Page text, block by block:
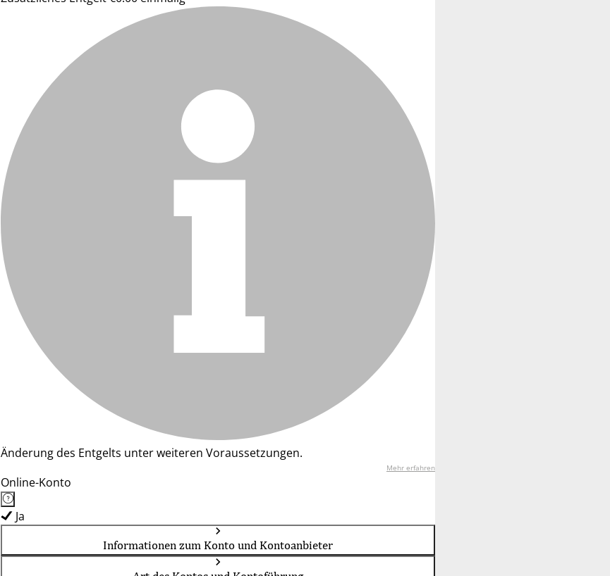
Änderung des Entgelts unter weiteren Voraussetzungen.
Mehr erfahren
Online-Konto
Ja
Informationen zum Konto und Kontoanbieter